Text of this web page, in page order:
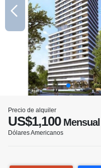
Precio de alquiler
US$1,100Mensual
Dólares Americanos